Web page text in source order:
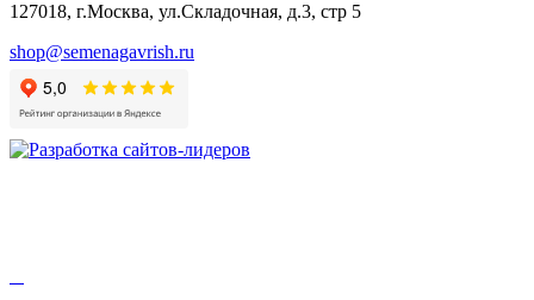
Валериана
Валерианелла
Гибискус лекарственный
Девясил
Душица
Змееголовник
127018, г.Москва, ул.Складочная, д.3, стр 5
shop@semenagavrish.ru